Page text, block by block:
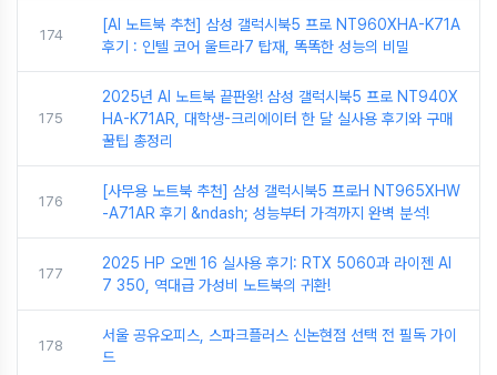
174
[AI 노트북 추천] 삼성 갤럭시북5 프로 NT960XHA-K71A
후기 : 인텔 코어 울트라7 탑재, 똑똑한 성능의 비밀
175
2025년 AI 노트북 끝판왕! 삼성 갤럭시북5 프로 NT940X
HA-K71AR, 대학생-크리에이터 한 달 실사용 후기와 구매
꿀팁 총정리
176
[사무용 노트북 추천] 삼성 갤럭시북5 프로H NT965XHW
-A71AR 후기 &ndash; 성능부터 가격까지 완벽 분석!
177
2025 HP 오멘 16 실사용 후기: RTX 5060과 라이젠 AI
7 350, 역대급 가성비 노트북의 귀환!
178
서울 공유오피스, 스파크플러스 신논현점 선택 전 필독 가이
드